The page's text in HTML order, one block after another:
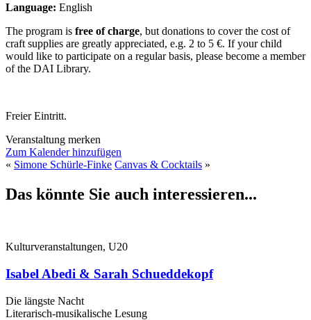
Language: English
The program is free of charge, but donations to cover the cost of
craft supplies are greatly appreciated, e.g. 2 to 5 €. If your child
would like to participate on a regular basis, please become a member
of the DAI Library.
Freier Eintritt.
Veranstaltung merken
Zum Kalender hinzufügen
« Simone Schürle-Finke Canvas & Cocktails »
Das könnte Sie auch interessieren...
Kulturveranstaltungen, U20
Isabel Abedi & Sarah Schueddekopf
Die längste Nacht
Literarisch-musikalische Lesung